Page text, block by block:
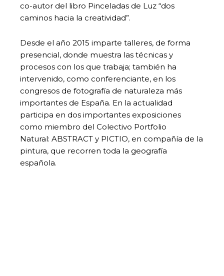
co-autor del libro Pinceladas de Luz “dos
caminos hacia la creatividad”.
Desde el año 2015 imparte talleres, de forma
presencial, donde muestra las técnicas y
procesos con los que trabaja; también ha
intervenido, como conferenciante, en los
congresos de fotografía de naturaleza más
importantes de España. En la actualidad
participa en dos importantes exposiciones
como miembro del Colectivo Portfolio
Natural: ABSTRACT y PICTIO, en compañía de la
pintura, que recorren toda la geografía
española.